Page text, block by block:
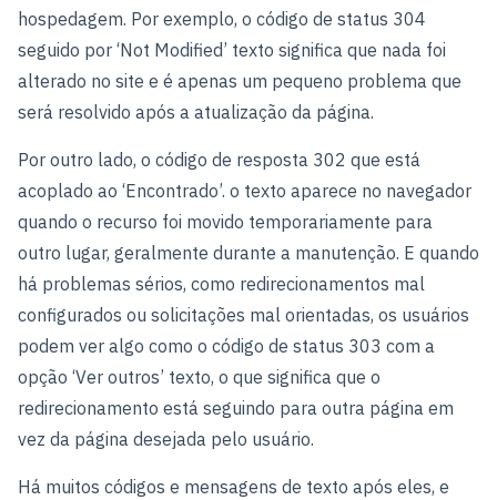
hospedagem. Por exemplo, o código de status 304
seguido por ‘Not Modified’ texto significa que nada foi
alterado no site e é apenas um pequeno problema que
será resolvido após a atualização da página.
Por outro lado, o código de resposta 302 que está
acoplado ao ‘Encontrado’. o texto aparece no navegador
quando o recurso foi movido temporariamente para
outro lugar, geralmente durante a manutenção. E quando
há problemas sérios, como redirecionamentos mal
configurados ou solicitações mal orientadas, os usuários
podem ver algo como o código de status 303 com a
opção ‘Ver outros’ texto, o que significa que o
redirecionamento está seguindo para outra página em
vez da página desejada pelo usuário.
Há muitos códigos e mensagens de texto após eles, e